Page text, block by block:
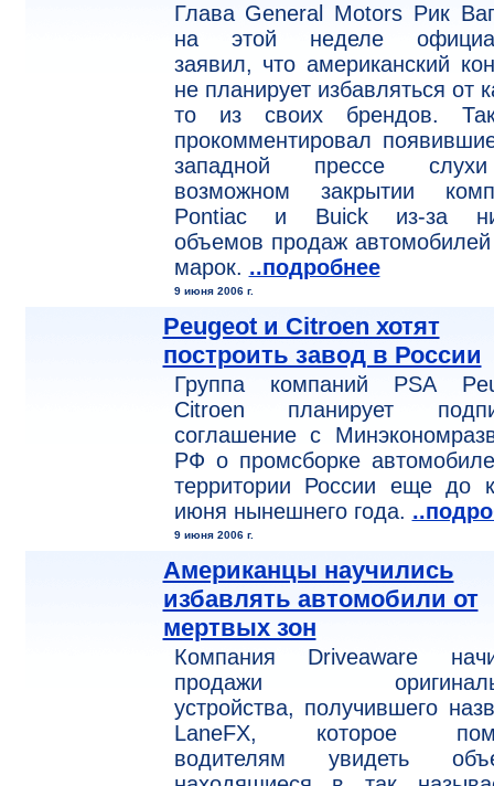
Глава General Motors Рик
на этой неделе
заявил, что американский
не планирует избавляться от
то из своих брендов.
прокомментировал
западной прессе
возможном закрытии
Pontiac и Buick из-за
объемов продаж автомобилей
марок. ..подробнее
9 июня 2006 г.
Peugeot и Citroen хотят
построить завод в России
Группа компаний PSA
Citroen планирует
соглашение с
РФ о промсборке
территории России еще до
июня нынешнего года.
9 июня 2006 г.
Американцы научились
избавлять автомобили от
мертвых зон
Компания Driveaware
продажи
устройства, получившего
LaneFX, которое
водителям увидеть